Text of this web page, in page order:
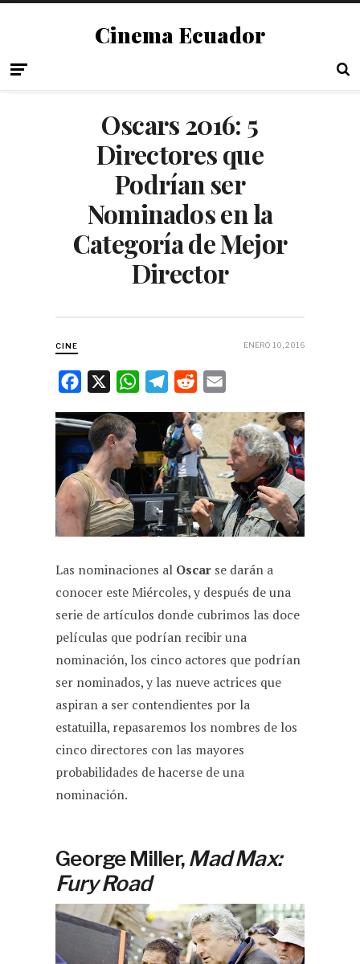
Cinema Ecuador
Oscars 2016: 5
Directores que
Podrían ser
Nominados en la
Categoría de Mejor
Director
CINE ENERO 10, 2016
c
e
b
o
o
k
W
t
s
A
p
p
T
l
e
g
r
a
m
d
d
i
t
a
i
l
Las nominaciones al Oscar se darán a
conocer este Miércoles, y después de una
serie de artículos donde cubrimos las doce
películas que podrían recibir una
nominación, los cinco actores que podrían
ser nominados, y las nueve actrices que
aspiran a ser contendientes por la
estatuilla, repasaremos los nombres de los
cinco directores con las mayores
probabilidades de hacerse de una
nominación.
George Miller,Mad Max:
Fury Road